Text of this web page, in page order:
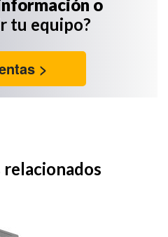
o
tu equipo?
>